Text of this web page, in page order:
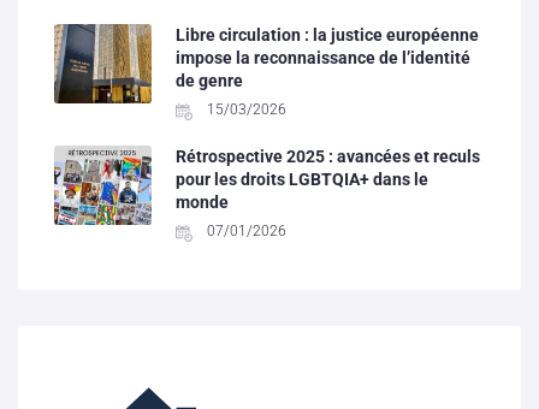
Libre circulation : la justice européenne
impose la reconnaissance de l’identité
de genre
15/03/2026
Rétrospective 2025 : avancées et reculs
pour les droits LGBTQIA+ dans le
monde
07/01/2026